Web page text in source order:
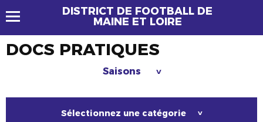
DISTRICT DE FOOTBALL DE
MAINE ET LOIRE
DOCS PRATIQUES
Saisons >
Sélectionnez une catégorie >